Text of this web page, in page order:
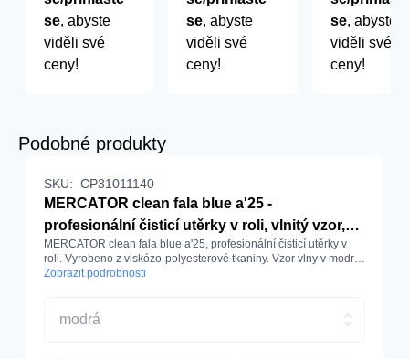
se, abyste
viděli své
ceny!
se, abyste
viděli své
ceny!
se, abyste
viděli své
ceny!
Podobné produkty
SKU: CP31011140
MERCATOR clean fala blue a'25 -
profesionální čisticí utěrky v roli, vlnitý vzor,
modrá
MERCATOR clean fala blue a'25, profesionální čisticí utěrky v
roli. Vyrobeno z viskózo-polyesterové tkaniny. Vzor vlny v modré
barvě. 1 role = 25 ks
Zobrazit podrobnosti
modrá